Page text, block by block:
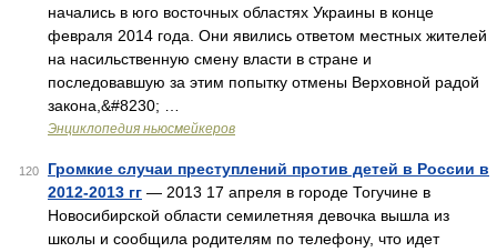
начались в юго восточных областях Украины в конце
февраля 2014 года. Они явились ответом местных жителей
на насильственную смену власти в стране и
последовавшую за этим попытку отмены Верховной радой
закона,&#8230; …
Энциклопедия ньюсмейкеров
120
Громкие случаи преступлений против детей в России в
2012-2013 гг — 2013 17 апреля в городе Тогучине в
Новосибирской области семилетняя девочка вышла из
школы и сообщила родителям по телефону, что идет